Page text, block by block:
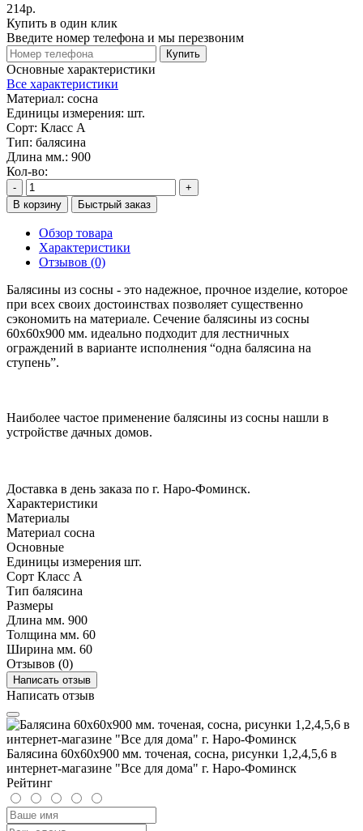
214р.
Купить в один клик
Введите номер телефона и мы перезвоним
Купить
Основные характеристики
Все характеристики
Материал: сосна
Единицы измерения: шт.
Сорт: Класс А
Тип: балясина
Длина мм.: 900
Кол-во:
-
+
В корзину
Быстрый заказ
Обзор товара
Характеристики
Отзывов (0)
Балясины из сосны - это надежное, прочное изделие, которое
при всех своих достоинствах позволяет существенно
сэкономить на материале. Сечение балясины из сосны
60х60х900 мм. идеально подходит для лестничных
ограждений в варианте исполнения “одна балясина на
ступень”.
Наиболее частое применение балясины из сосны нашли в
устройстве дачных домов.
Доставка в день заказа по г. Наро-Фоминск.
Характеристики
Материалы
Материал сосна
Основные
Единицы измерения шт.
Сорт Класс А
Тип балясина
Размеры
Длина мм. 900
Толщина мм. 60
Ширина мм. 60
Отзывов (0)
Написать отзыв
Написать отзыв
Балясина 60х60х900 мм. точеная, сосна, рисунки 1,2,4,5,6 в
интернет-магазине "Все для дома" г. Наро-Фоминск
Рейтинг